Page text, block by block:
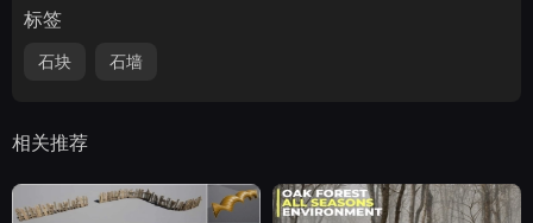
标签
石块 石墙
相关推荐